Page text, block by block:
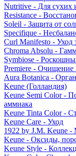
Nutritive - Для сухих
Resistance -
Soleil - Защита от
Specifique -
Curl Manifesto -
Chroma Absolu -
Symbiose -
Premiere - Очищение
Aura Botanica -
Keune (Голландия)
Keune Semi Color -
аммиака
Keune Tinta Color -
Keune Care - Уход
1922 by J.M. Keune
Keune - Оксиды,
Keune Style -